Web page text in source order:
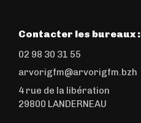
Contacter les bureaux :
02 98 30 31 55
arvorigfm@arvorigfm.bzh
4 rue de la libération
29800 LANDERNEAU